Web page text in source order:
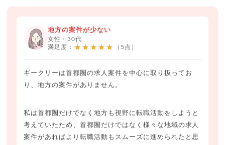
地方の案件が少ない
女性・30代
満足度： ★★★★★ （5点）
ギークリーは首都圏の求人案件を中心に取り扱ってお
り、地方の案件がありません。
私は首都圏だけでなく地方も視野に転職活動をしようと
考えていたため、首都圏だけではなく様々な地域の求人
案件があればより転職活動もスムーズに進められたと思